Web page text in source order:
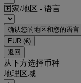
国家/地区 - 语言
确认您的地区和您的语言
EUR (€)
返回
从下方选择币种
地理区域